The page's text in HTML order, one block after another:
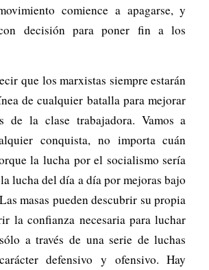
comience a apagarse, y
decisión para poner fin a los
que los marxistas siempre estarán
de cualquier batalla para mejorar
de la clase trabajadora. Vamos a
conquista, no importa cuán
la lucha por el socialismo sería
lucha del día a día por mejoras bajo
masas pueden descubrir su propia
la confianza necesaria para luchar
a través de una serie de luchas
defensivo y ofensivo. Hay